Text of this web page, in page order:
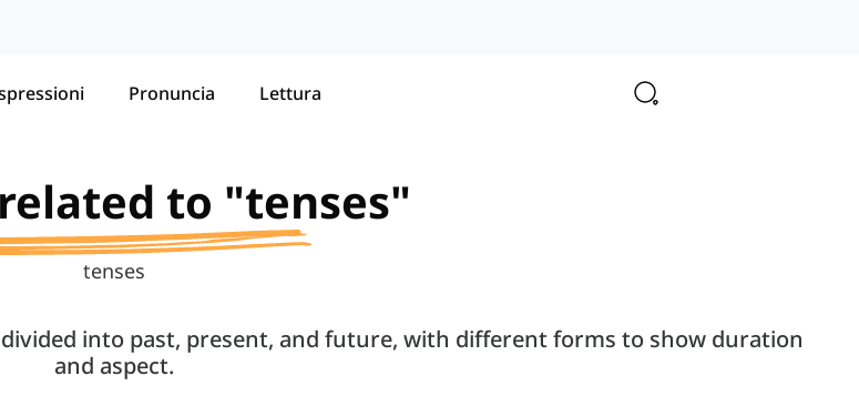
Pronuncia Lettura
to "tenses"
tenses
into past, present, and future, with different forms to show duration
and aspect.